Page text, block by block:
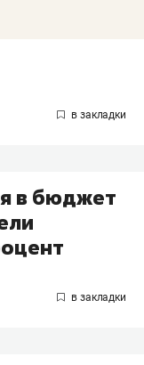
в бюджет